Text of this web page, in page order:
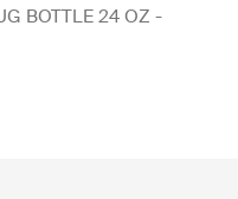
BOTTLE 24 OZ -